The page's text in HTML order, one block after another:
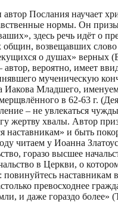
Послания научает
нормы. Он
здесь речь идёт о
общин, возвещавших
о душах» верных
автор, вероятно, имеет
мученическую
Иакова Младшего,
в 62-63 г.
– не увлекаться
жертву хвалы. Автор
наставникам» и быть
читаем у Иоанна
горазо высшее
в Церкви, о
повинуйтесь
превосходнее
и даже гораздо более»